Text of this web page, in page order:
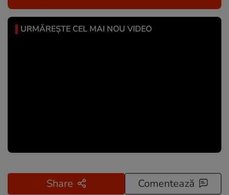
URMĂREȘTE CEL MAI NOU VIDEO
Share Comentează